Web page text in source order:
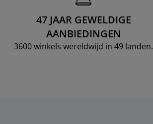
47 JAAR GEWELDIGE
AANBIEDINGEN
3600 winkels wereldwijd in 49 landen.